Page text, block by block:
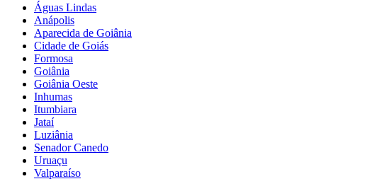
Águas Lindas
Anápolis
Aparecida de Goiânia
Cidade de Goiás
Formosa
Goiânia
Goiânia Oeste
Inhumas
Itumbiara
Jataí
Luziânia
Senador Canedo
Uruaçu
Valparaíso